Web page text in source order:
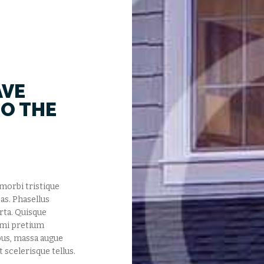
THE
tristique
Phasellus
Quisque
pretium
massa augue
scelerisque tellus.